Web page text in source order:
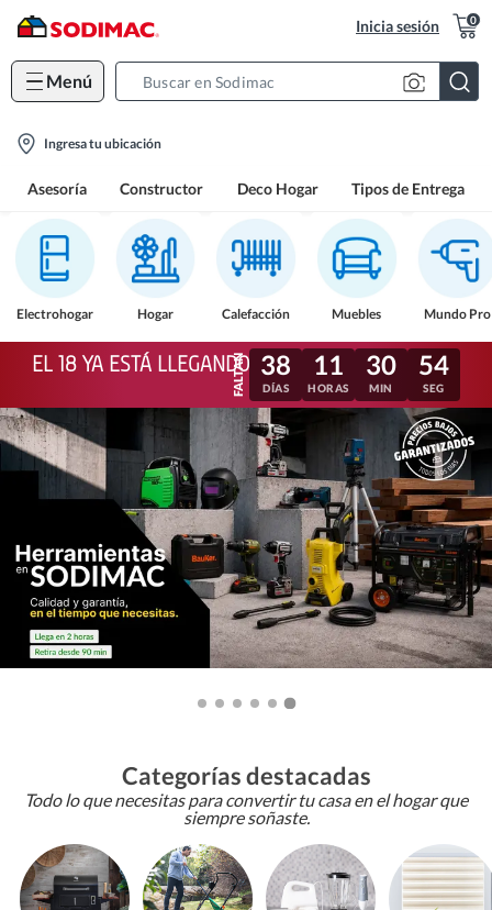
Inicia sesión 0
Menú
location-
Ingresa tu ubicación
Asesoría Constructor Deco Hogar Tipos de Entrega
Electrohogar Hogar Calefacción Muebles Mundo Pro
EL 18 YA ESTÁ LLEGANDO 38
DÍAS
11
HORAS
30
MIN
51
SEG
Categorías destacadas
Todo lo que necesitas para convertir tu casa en el hogar que
siempre soñaste.